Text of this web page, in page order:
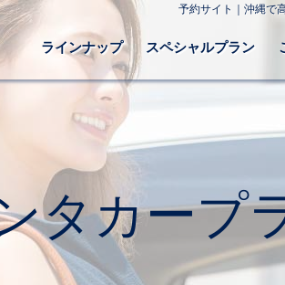
予約サイト｜沖縄で
ラインナップ スペシャルプラン
タカープ